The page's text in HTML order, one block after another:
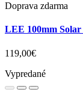
Doprava zdarma
LEE 100mm
119,00€
Vypredané